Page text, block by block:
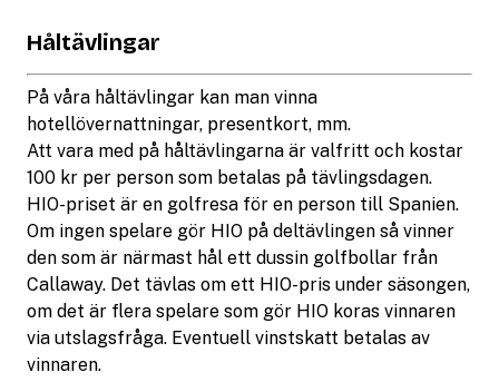
Håltävlingar
På våra håltävlingar kan man vinna
hotellövernattningar, presentkort, mm.
Att vara med på håltävlingarna är valfritt och kostar
100 kr per person som betalas på tävlingsdagen.
HIO-priset är en golfresa för en person till Spanien.
Om ingen spelare gör HIO på deltävlingen så vinner
den som är närmast hål ett dussin golfbollar från
Callaway. Det tävlas om ett HIO-pris under säsongen,
om det är flera spelare som gör HIO koras vinnaren
via utslagsfråga. Eventuell vinstskatt betalas av
vinnaren.